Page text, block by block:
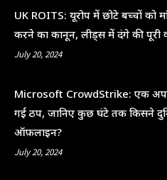
UK ROITS: यूरोप में छोटे बच्चों को
करने का कानून, लीड्स में दंगे की पूरी
July 20, 2024
Microsoft CrowdStrike: एक
गई ठप, जानिए कुछ घंटे तक किसने
ऑफ़लाइन?
July 20, 2024